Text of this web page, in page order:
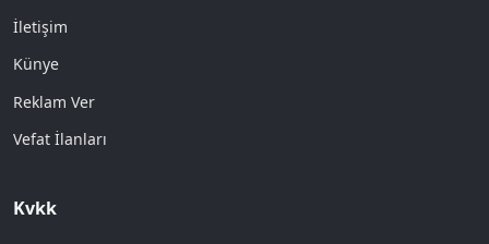
İletişim
Künye
Reklam Ver
Vefat İlanları
Kvkk